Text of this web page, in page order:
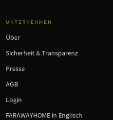
UNTERNEHMEN
Über
Sicherheit & Transparenz
Presse
AGB
Login
FARAWAYHOME in Englisch